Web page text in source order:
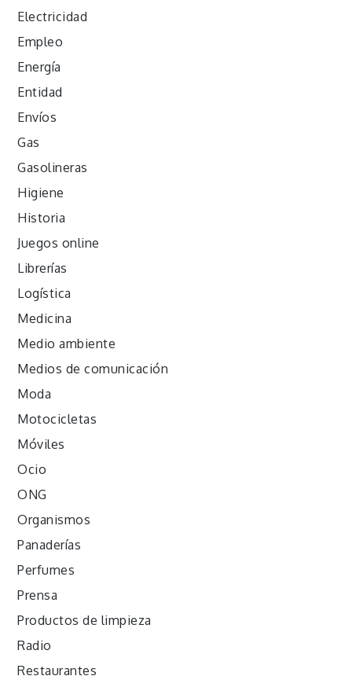
Electricidad
Empleo
Energía
Entidad
Envíos
Gas
Gasolineras
Higiene
Historia
Juegos online
Librerías
Logística
Medicina
Medio ambiente
Medios de comunicación
Moda
Motocicletas
Móviles
Ocio
ONG
Organismos
Panaderías
Perfumes
Prensa
Productos de limpieza
Radio
Restaurantes